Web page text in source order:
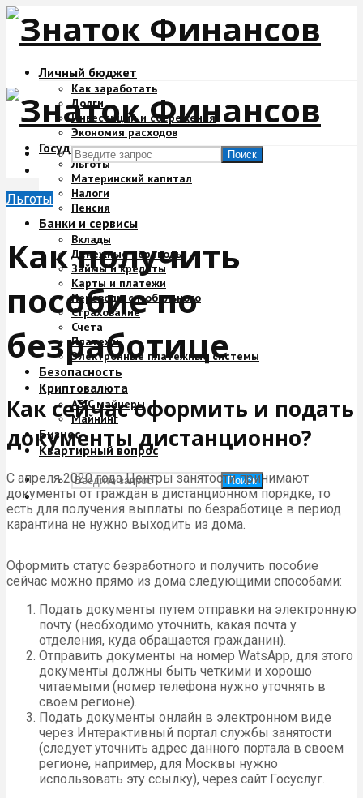
Личный бюджет
Как заработать
Долги
Инвестиции и сбережения
Экономия расходов
Государство и деньги
Льготы
Материнский капитал
Налоги
Пенсия
Банки и сервисы
Вклады
Денежные переводы
Займы и кредиты
Карты и платежи
Переводы с мобильного
Страхование
Счета
Платежи
Электронные платежные системы
Безопасность
Криптовалюта
ASIC майнеры
Майнинг
Бизнес
Квартирный вопрос
Поиск
Поиск
Льготы
Как получить
пособие по
безработице
Как сейчас оформить и подать
документы дистанционно?
С апреля 2020 года Центры занятости принимают
документы от граждан в дистанционном порядке, то
есть для получения выплаты по безработице в период
карантина не нужно выходить из дома.
Оформить статус безработного и получить пособие
сейчас можно прямо из дома следующими способами:
Подать документы путем отправки на электронную
почту (необходимо уточнить, какая почта у
отделения, куда обращается гражданин).
Отправить документы на номер WatsApp, для этого
документы должны быть четкими и хорошо
читаемыми (номер телефона нужно уточнять в
своем регионе).
Подать документы онлайн в электронном виде
через Интерактивный портал службы занятости
(следует уточнить адрес данного портала в своем
регионе, например, для Москвы нужно
использовать эту ссылку), через сайт Госуслуг.